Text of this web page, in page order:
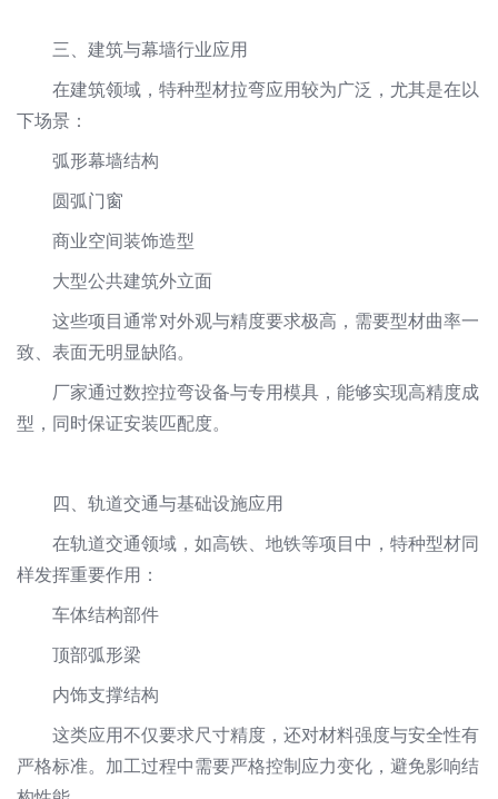
三、建筑与幕墙行业应用
在建筑领域，特种型材拉弯应用较为广泛，尤其是在以
下场景：
弧形幕墙结构
圆弧门窗
商业空间装饰造型
大型公共建筑外立面
这些项目通常对外观与精度要求极高，需要型材曲率一
致、表面无明显缺陷。
厂家通过数控拉弯设备与专用模具，能够实现高精度成
型，同时保证安装匹配度。
四、轨道交通与基础设施应用
在轨道交通领域，如高铁、地铁等项目中，特种型材同
样发挥重要作用：
车体结构部件
顶部弧形梁
内饰支撑结构
这类应用不仅要求尺寸精度，还对材料强度与安全性有
严格标准。加工过程中需要严格控制应力变化，避免影响结